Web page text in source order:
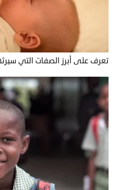
تعرف على أبرز الصفات التي